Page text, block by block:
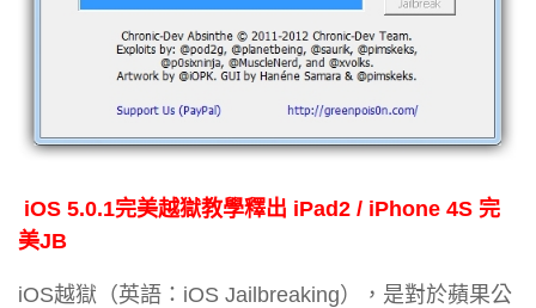
iOS 5.0.1完美越獄教學釋出 iPad2 / iPhone 4S 完
美JB
iOS越獄（英語：iOS Jailbreaking），是對於蘋果公